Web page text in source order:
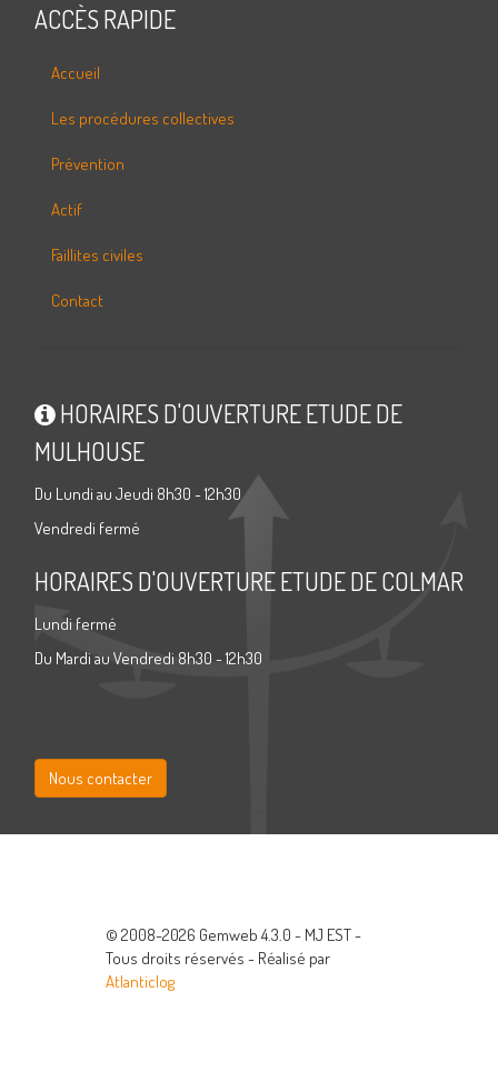
ACCÈS RAPIDE
Accueil
Les procédures collectives
Prévention
Actif
Faillites civiles
Contact
HORAIRES D'OUVERTURE ETUDE DE
MULHOUSE
Du Lundi au Jeudi 8h30 - 12h30
Vendredi fermé
HORAIRES D'OUVERTURE ETUDE DE COLMAR
Lundi fermé
Du Mardi au Vendredi 8h30 - 12h30
Nous contacter
© 2008-2026 Gemweb 4.3.0 - MJ EST -
Tous droits réservés - Réalisé par
Atlanticlog